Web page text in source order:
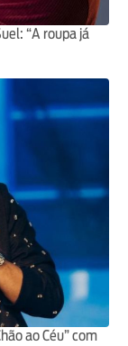
“A roupa já
ao Céu” com